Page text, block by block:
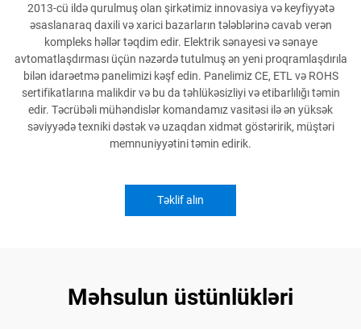
2013-cü ildə qurulmuş olan şirkətimiz innovasiya və keyfiyyətə
əsaslanaraq daxili və xarici bazarların tələblərinə cavab verən
kompleks həllər təqdim edir. Elektrik sənayesi və sənaye
avtomatlaşdırması üçün nəzərdə tutulmuş ən yeni proqramlaşdırıla
bilən idarəetmə panelimizi kəşf edin. Panelimiz CE, ETL və ROHS
sertifikatlarına malikdir və bu da təhlükəsizliyi və etibarlılığı təmin
edir. Təcrübəli mühəndislər komandamız vasitəsi ilə ən yüksək
səviyyədə texniki dəstək və uzaqdan xidmət göstəririk, müştəri
memnuniyyətini təmin edirik.
Təklif alın
Məhsulun üstünlükləri